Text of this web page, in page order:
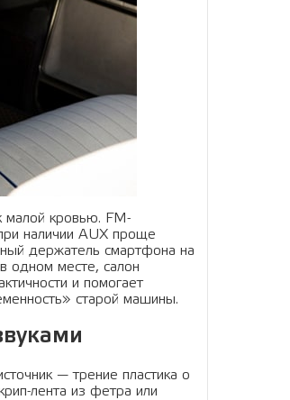
малой кровью. FM-
наличии AUX проще
держатель смартфона на
одном месте, салон
и помогает
старой машины.
— трение пластика о
лента из фетра или